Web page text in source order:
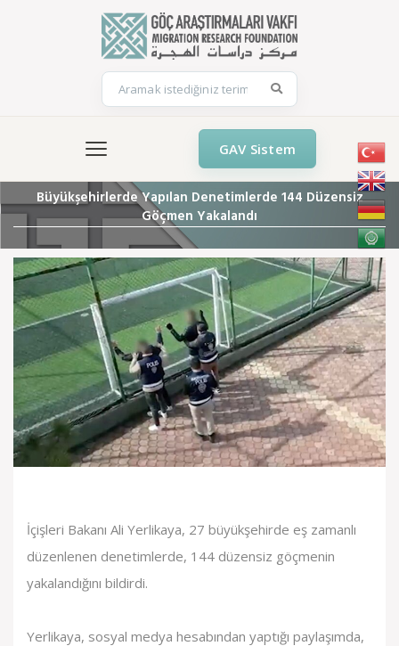
GAV Sistem
Büyükşehirlerde Yapılan Denetimlerde 144 Düzensiz
Göçmen Yakalandı
İçişleri Bakanı Ali Yerlikaya, 27 büyükşehirde eş zamanlı
düzenlenen denetimlerde, 144 düzensiz göçmenin
yakalandığını bildirdi.
Yerlikaya, sosyal medya hesabından yaptığı paylaşımda,